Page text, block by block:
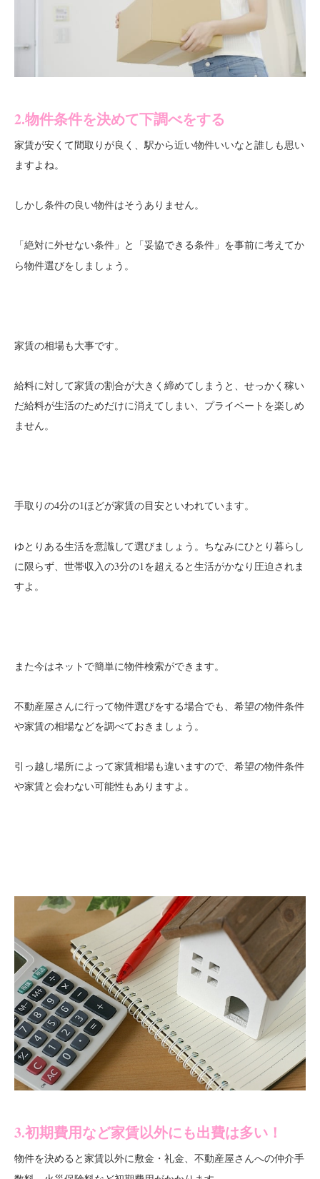
2.物件条件を決めて下調べをする
家賃が安くて間取りが良く、駅から近い物件いいなと誰しも思い
ますよね。
しかし条件の良い物件はそうありません。
「絶対に外せない条件」 と 「妥協できる条件」 を事前に考えてか
ら物件選びをしましょう。
家賃の相場も大事です。
給料に対して家賃の割合が大きく締めてしまうと、せっかく稼い
だ給料が生活のためだけに消えてしまい、プライベートを楽しめ
ません。
手取りの4分の1ほどが家賃の目安といわれています。
ゆとりある生活を意識して選びましょう。ちなみにひとり暮らし
に限らず、世帯収入の3分の1を超えると生活がかなり圧迫されま
すよ。
また今はネットで簡単に物件検索ができます。
不動産屋さんに行って物件選びをする場合でも、希望の物件条件
や家賃の相場などを調べておきましょう。
引っ越し場所によって家賃相場も違いますので、希望の物件条件
や家賃と会わない可能性もありますよ。
3.初期費用など家賃以外にも出費は多い！
物件を決めると家賃以外に敷金・礼金、不動産屋さんへの仲介手